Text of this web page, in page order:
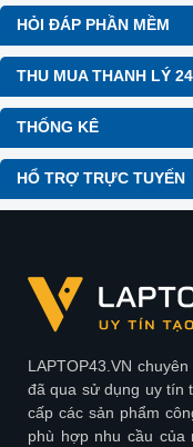
HỎI ĐÁP PHẦN MỀM
THU MUA THANH LÝ
THỐNG KÊ
HỔ TRỢ TRỰC TUYẾN
LAPTOP43.VN
đã qua sử dụng uy tín
cấp các sản phẩm
phù hợp nhu cầu của